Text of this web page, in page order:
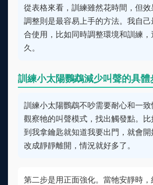
從表格來看，訓練雖然花時間，但
調整則是最容易上手的方法。我自己
合使用，比如同時調整環境和訓練
久。
訓練小太陽鸚鵡減少叫聲的具體
訓練小太陽鸚鵡不吵需要耐心和一
觀察牠的叫聲模式，找出觸發點。
到我拿鑰匙就知道我要出門，就會
改成靜靜離開，情況就好多了。
第二步是用正面強化。當牠安靜時